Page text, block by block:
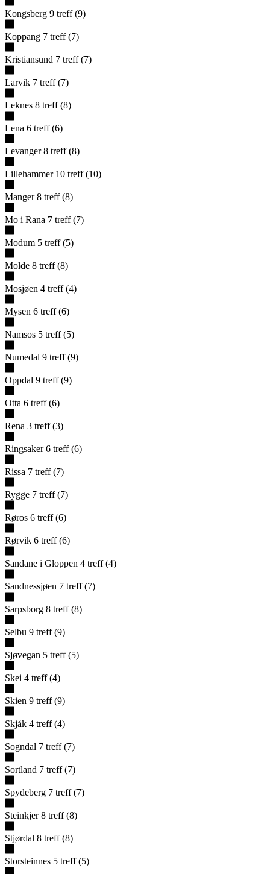
Kongsberg 9 treff (9)
Koppang 7 treff (7)
Kristiansund 7 treff (7)
Larvik 7 treff (7)
Leknes 8 treff (8)
Lena 6 treff (6)
Levanger 8 treff (8)
Lillehammer 10 treff (10)
Manger 8 treff (8)
Mo i Rana 7 treff (7)
Modum 5 treff (5)
Molde 8 treff (8)
Mosjøen 4 treff (4)
Mysen 6 treff (6)
Namsos 5 treff (5)
Numedal 9 treff (9)
Oppdal 9 treff (9)
Otta 6 treff (6)
Rena 3 treff (3)
Ringsaker 6 treff (6)
Rissa 7 treff (7)
Rygge 7 treff (7)
Røros 6 treff (6)
Rørvik 6 treff (6)
Sandane i Gloppen 4 treff (4)
Sandnessjøen 7 treff (7)
Sarpsborg 8 treff (8)
Selbu 9 treff (9)
Sjøvegan 5 treff (5)
Skei 4 treff (4)
Skien 9 treff (9)
Skjåk 4 treff (4)
Sogndal 7 treff (7)
Sortland 7 treff (7)
Spydeberg 7 treff (7)
Steinkjer 8 treff (8)
Stjørdal 8 treff (8)
Storsteinnes 5 treff (5)